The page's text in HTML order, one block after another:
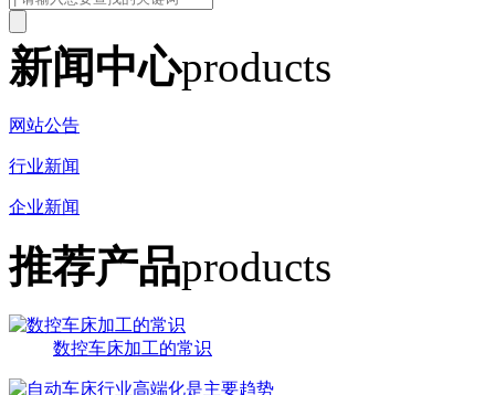
新闻中心products
网站公告
行业新闻
企业新闻
推荐产品products
数控车床加工的常识